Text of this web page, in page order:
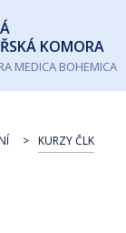
KOMORA
MEDICA BOHEMICA
KURZY ČLK